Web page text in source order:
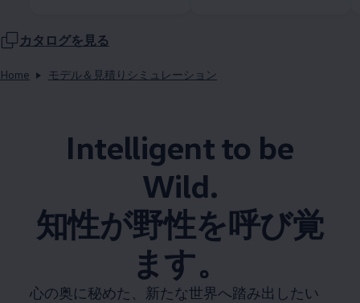
カタログを見る
Home モデル＆見積りシミュレーション
Intelligent to be
Wild.​
知性が野性を呼び覚
ます。​
心の奥に秘めた、新たな世界へ踏み出したい